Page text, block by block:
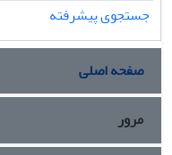
جستجوی پیشرفته
صفحه اصلی
مرور